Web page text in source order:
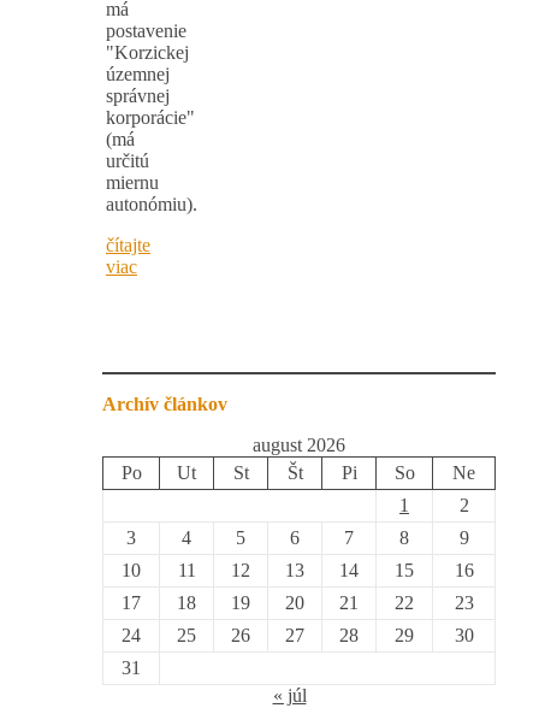
má
postavenie
"Korzickej
územnej
správnej
korporácie"
(má
určitú
miernu
autonómiu).
čítajte
viac
Archív článkov
august 2026
Po
Ut St Št Pi So
Ne
1
2
3
4 5 6 7 8
9
10
11 12 13 14 15
16
17
18 19 20 21 22
23
24
25 26 27 28 29
30
31
« júl